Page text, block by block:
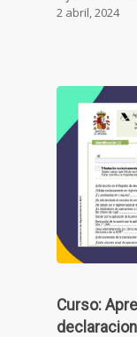
2 abril, 2024
Curso: